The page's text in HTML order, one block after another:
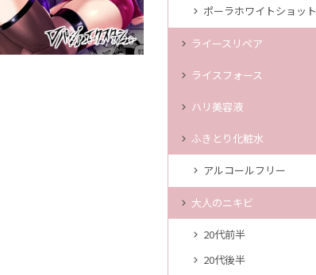
2025/8/20
ポーラホワイトショット
ライースリペア
ライスフォース
ハリ美容液
ふきとり化粧水
アルコールフリー
大人のニキビ
20代前半
20代後半